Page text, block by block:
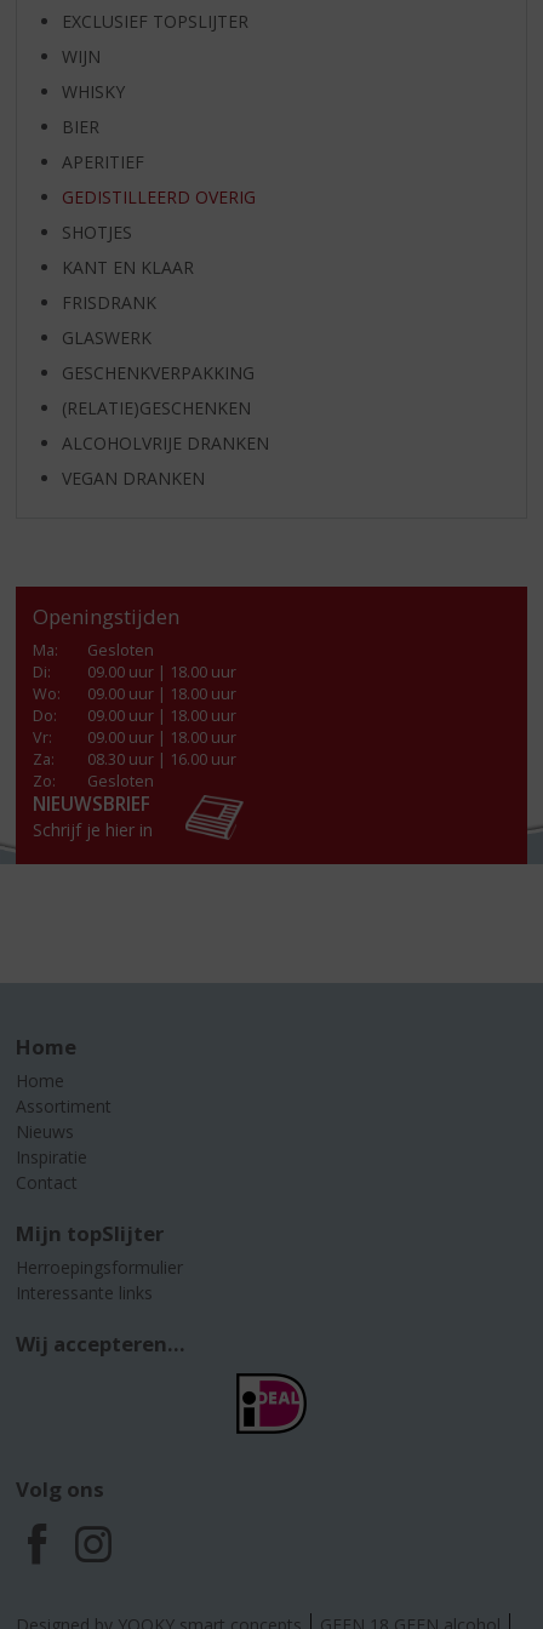
EXCLUSIEF TOPSLIJTER
WIJN
WHISKY
BIER
APERITIEF
GEDISTILLEERD OVERIG
SHOTJES
KANT EN KLAAR
FRISDRANK
GLASWERK
GESCHENKVERPAKKING
(RELATIE)GESCHENKEN
ALCOHOLVRIJE DRANKEN
VEGAN DRANKEN
Openingstijden
Ma:
Gesloten
Di:
09.00 uur | 18.00 uur
Wo:
09.00 uur | 18.00 uur
Do:
09.00 uur | 18.00 uur
Vr:
09.00 uur | 18.00 uur
Za:
08.30 uur | 16.00 uur
Zo:
Gesloten
NIEUWSBRIEF
Schrijf je hier in
Home
Home
Assortiment
Nieuws
Inspiratie
Contact
Mijn topSlijter
Herroepingsformulier
Interessante links
Wij accepteren...
Volg ons
F
a
I
n
Designed by YOOKY smart concepts GEEN 18 GEEN alcohol